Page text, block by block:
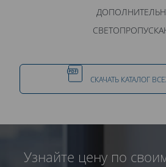
СКАЧАТЬ КАТАЛОГ
Узнайте цену по